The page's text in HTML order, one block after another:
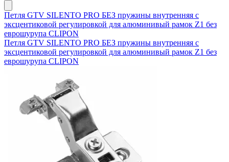
Петля GTV SILENTO PRO БЕЗ пружины внутренняя с
эксцентиковой регулировкой для алюминивый рамок Z1 без
еврошурупа CLIPON
Петля GTV SILENTO PRO БЕЗ пружины внутренняя с
эксцентиковой регулировкой для алюминивый рамок Z1 без
еврошурупа CLIPON